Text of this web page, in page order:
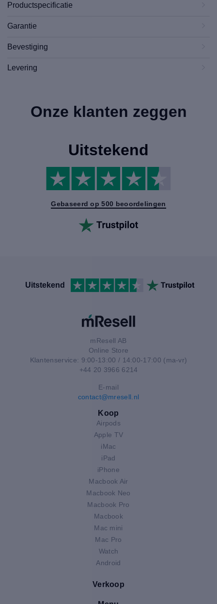
Productspecificatie
Garantie
Bevestiging
Levering
Onze klanten zeggen
Uitstekend
Gebaseerd op 500 beoordelingen
Uitstekend
mResell AB
Online Store
Klantenservice: 9:00-13:00 / 14:00-17:00 (ma-vr)
+44 20 3966 6214
E-mail
contact@mresell.nl
Koop
Airpods
Apple TV
iMac
iPad
iPhone
Macbook Air
Macbook Neo
Macbook Pro
Macbook
Mac mini
Mac Pro
Watch
Android
Verkoop